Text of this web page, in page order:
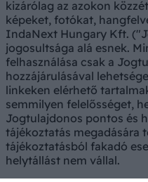
kizárólag az azokon
képeket, fotókat,
IndaNext Hungary Kft.
jogosultsága alá esnek.
felhasználása csak a
hozzájárulásával
linkeken elérhető
semmilyen felelősséget,
Jogtulajdonos pontos és
tájékoztatás megadására
tájékoztatásból fakadó
helytállást nem vállal.